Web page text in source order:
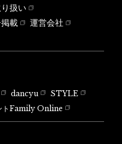
扱い
載
運営会社
dancyu
STYLE
トFamily Online